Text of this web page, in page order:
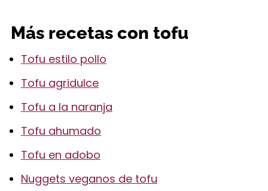
Más recetas con tofu
Tofu estilo pollo
Tofu agridulce
Tofu a la naranja
Tofu ahumado
Tofu en adobo
Nuggets veganos de tofu